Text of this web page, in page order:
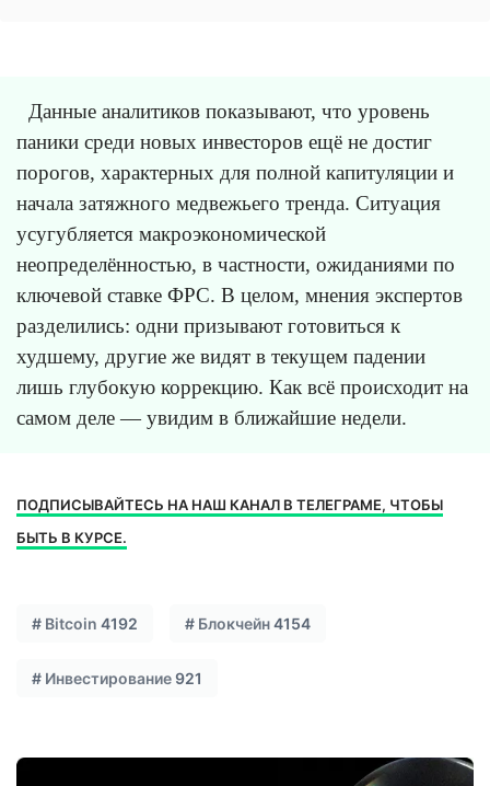
Данные аналитиков показывают, что уровень
паники среди новых инвесторов ещё не достиг
порогов, характерных для полной капитуляции и
начала затяжного медвежьего тренда. Ситуация
усугубляется макроэкономической
неопределённостью, в частности, ожиданиями по
ключевой ставке ФРС. В целом, мнения экспертов
разделились: одни призывают готовиться к
худшему, другие же видят в текущем падении
лишь глубокую коррекцию. Как всё происходит на
самом деле — увидим в ближайшие недели.
ПОДПИСЫВАЙТЕСЬ НА НАШ КАНАЛ В ТЕЛЕГРАМЕ, ЧТОБЫ
БЫТЬ В КУРСЕ.
# Bitcoin 4192 # Блокчейн4154
# Инвестирование921